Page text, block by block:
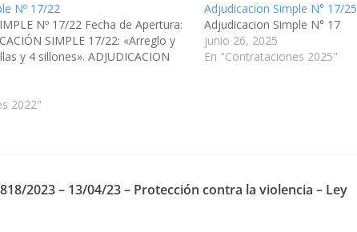
Nº 17/22
Nº 17/22 Fecha de Apertura:
SIMPLE 17/22: «Arreglo y
y 4 sillones». ADJUDICACION
2022"
Adjudicacion Simple N° 17/25
Adjudicacion Simple N° 17
junio 26, 2025
En "Contrataciones 2025"
2023 – 13/04/23 – Protección contra la violencia – Ley